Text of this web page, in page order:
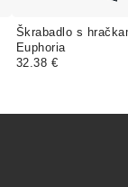
Škrabadlo s
Euphoria
32.38 €